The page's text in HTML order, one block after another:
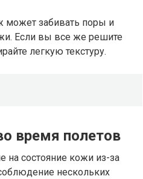
может забивать поры и
Если вы все же решите
легкую текстуру.
время полетов
на состояние кожи из-за
нескольких